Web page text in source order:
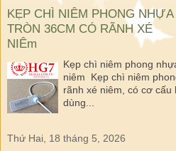
KẸP CHÌ NIÊM PHONG NHỰA
TRÒN 36CM CÓ RÃNH XÉ
NIÊm
Kẹp chì niêm phong
niêm Kẹp chì niêm
rãnh xé niêm, có cơ cấu
dùng...
Thứ Hai, 18 tháng 5, 2026